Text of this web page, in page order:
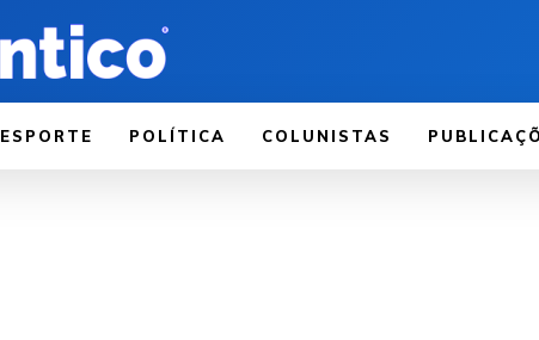
ESPORTE POLÍTICA COLUNISTAS